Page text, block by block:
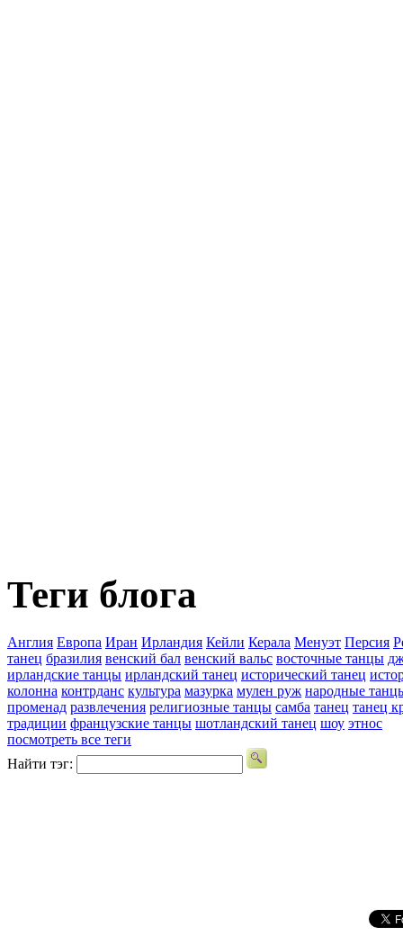
Теги блога
Англия Европа Иран Ирландия Кейли Керала Менуэт Персия
танец бразилия венский бал венский вальс восточные танцы
ирландские танцы ирландский танец исторический танец
колонна контрданс культура мазурка мулен руж народные
променад развлечения религиозные танцы самба танец танец
традиции французские танцы шотландский танец шоу этнос
посмотреть все теги
Найти тэг: